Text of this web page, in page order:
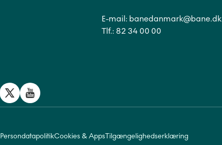
E-mail: banedanmark@bane.dk
Tlf.: 82 34 00 00
PersondatapolitikCookies & AppsTilgængelighedserklæring